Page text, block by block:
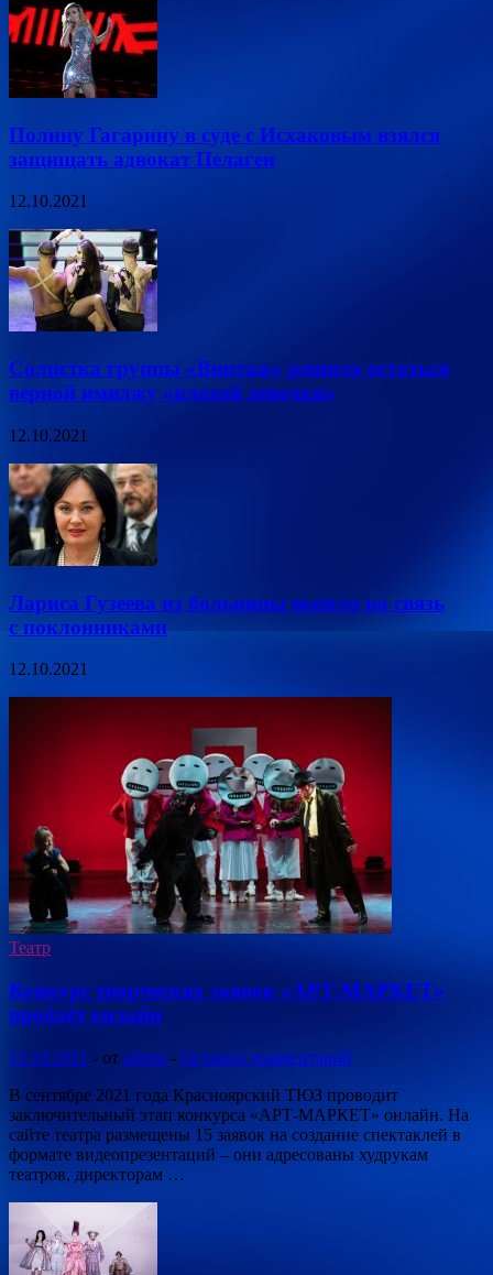
Полину Гагарину в суде с Исхаковым взялся
защищать адвокат Пелагеи
12.10.2021
Солистка группы «Винтаж» решила остаться
верной имиджу «плохой девочки»
12.10.2021
Лариса Гузеева из больницы вышла на связь
с поклонниками
12.10.2021
Театр
Конкурс творческих заявок «АРТ-МАРКЕТ»
пройдёт онлайн
12.10.2021 - от admin - Оставьте комментарий
В сентябре 2021 года Красноярский ТЮЗ проводит
заключительный этап конкурса «АРТ-МАРКЕТ» онлайн. На
сайте театра размещены 15 заявок на создание спектаклей в
формате видеопрезентаций – они адресованы худрукам
театров, директорам …